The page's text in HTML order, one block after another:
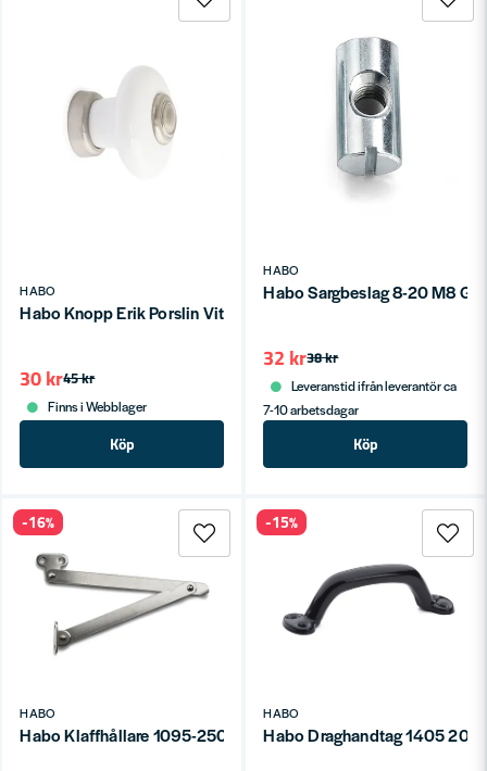
HABO
Habo Knopp Erik Porslin Vit/Borstad nickel SB
45 kr
30 kr
Finns i Webblager
Köp
HABO
Habo Sargbeslag 8-20 M8
38 kr
32 kr
Leveranstid ifrån leverantör ca
7-10 arbetsdagar
Köp
HABO
Habo Klaffhållare 1095-250 Stål Förn SB
-16%
HABO
Habo Draghandtag 1405
-15%